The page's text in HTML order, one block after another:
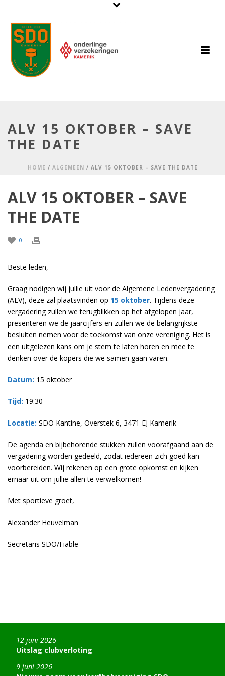
ALV 15 OKTOBER – SAVE
THE DATE
HOME / ALGEMEEN / ALV 15 OKTOBER – SAVE THE DATE
ALV 15 OKTOBER – SAVE
THE DATE
0
Beste leden,
Graag nodigen wij jullie uit voor de Algemene Ledenvergadering
(ALV), deze zal plaatsvinden op 15 oktober. Tijdens deze
vergadering zullen we terugblikken op het afgelopen jaar,
presenteren we de jaarcijfers en zullen we de belangrijkste
besluiten nemen voor de toekomst van onze vereniging. Het is
een uitgelezen kans om je stem te laten horen en mee te
denken over de kopers die we samen gaan varen.
Datum: 15 oktober
Tijd: 19:30
Locatie: SDO Kantine, Overstek 6, 3471 EJ Kamerik
De agenda en bijbehorende stukken zullen voorafgaand aan de
vergadering worden gedeeld, zodat iedereen zich goed kan
voorbereiden. Wij rekenen op een grote opkomst en kijken
ernaar uit om jullie allen te verwelkomen!
Met sportieve groet,
Alexander Heuvelman
Secretaris SDO/Fiable
Uitslag clubverloting
12 juni 2026
9 juni 2026